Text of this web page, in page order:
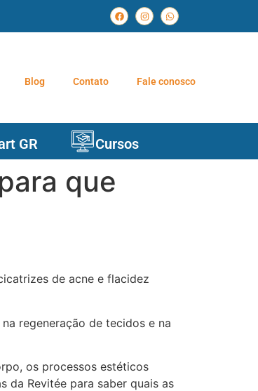
Blog Contato Fale conosco
GR Cursos
que
de acne e flacidez
regeneração de tecidos e na
os processos estéticos
da Revitée para saber quais as